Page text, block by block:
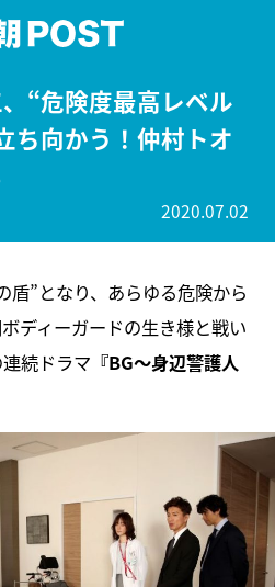
“危険度最高レベル
ち向かう！仲村トオ
2020.07.02
盾”となり、あらゆる危険から
ディーガードの生き様と戦い
続ドラマ 『BG～身辺警護人